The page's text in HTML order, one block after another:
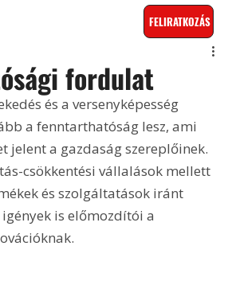
FELIRATKOZÁS
fordulat
és a versenyképesség
a fenntarthatóság lesz, ami
jelent a gazdaság szereplőinek.
csökkentési vállalások mellett
és szolgáltatások iránt
is előmozdítói a